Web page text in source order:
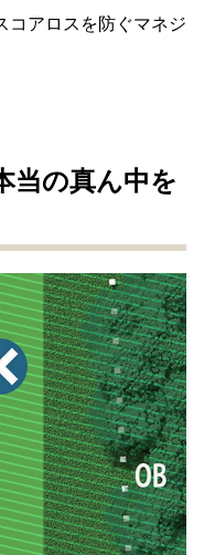
コアロスを防ぐマネジ
当の真ん中を